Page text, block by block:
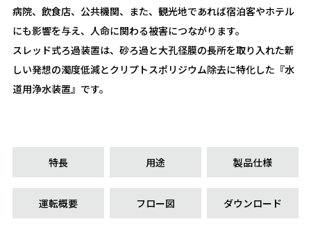
病院、飲食店、公共機関、また、観光地であれば宿泊客やホテル
にも影響を与え、人命に関わる被害につながります。
スレッド式ろ過装置は、砂ろ過と大孔径膜の長所を取り入れた新
しい発想の濁度低減とクリプトスポリジウム除去に特化した『水
道用浄水装置』です。
特長 用途 製品仕様
運転概要 フロー図 ダウンロード